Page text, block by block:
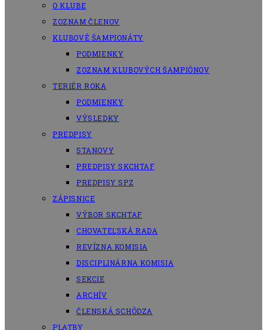
O KLUBE
ZOZNAM ČLENOV
KLUBOVÉ ŠAMPIONÁTY
PODMIENKY
ZOZNAM KLUBOVÝCH ŠAMPIÓNOV
TERIÉR ROKA
PODMIENKY
VÝSLEDKY
PREDPISY
STANOVY
PREDPISY SKCHTAF
PREDPISY SPZ
ZÁPISNICE
VÝBOR SKCHTAF
CHOVATEĽSKÁ RADA
REVÍZNA KOMISIA
DISCIPLINÁRNA KOMISIA
SEKCIE
ARCHÍV
ČLENSKÁ SCHÔDZA
PLATBY